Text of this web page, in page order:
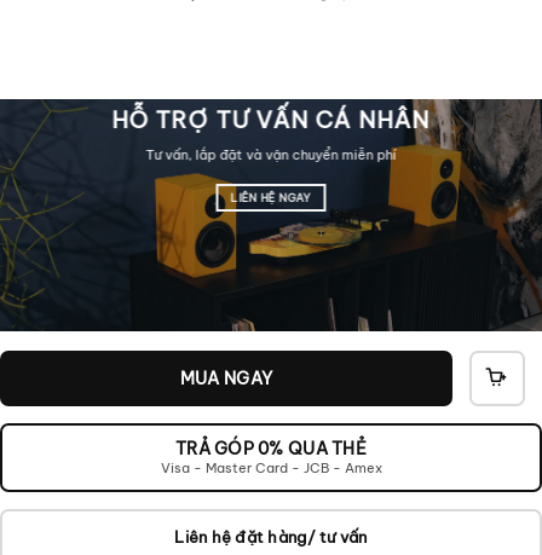
HỖ TRỢ TƯ VẤN CÁ NHÂN
Tư vấn, lắp đặt và vận chuyển miễn phí
LIÊN HỆ NGAY
MUA NGAY
VÀO
TRẢ GÓP 0% QUA THẺ
Visa - Master Card - JCB - Amex
Liên hệ đặt hàng/ tư vấn